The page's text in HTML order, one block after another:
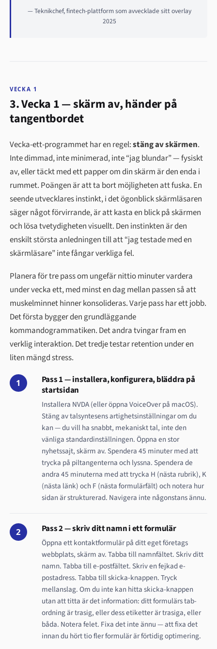
— Teknikchef, fintech-plattform som avvecklade sitt overlay
2025
VECKA 1
3. Vecka 1 — skärm av, händer på
tangentbordet
Vecka-ett-programmet har en regel:stäng av skärmen.
Inte dimmad, inte minimerad, inte “jag blundar” — fysiskt
av, eller täckt med ett papper om din skärm är den enda i
rummet. Poängen är att ta bort möjligheten att fuska. En
seende utvecklares instinkt, i det ögonblick skärmläsaren
säger något förvirrande, är att kasta en blick på skärmen
och lösa tvetydigheten visuellt. Den instinkten är den
enskilt största anledningen till att “jag testade med en
skärmläsare” inte fångar verkliga fel.
Planera för tre pass om ungefär nittio minuter vardera
under vecka ett, med minst en dag mellan passen så att
muskelminnet hinner konsolideras. Varje pass har ett jobb.
Det första bygger den grundläggande
kommandogrammatiken. Det andra tvingar fram en
verklig interaktion. Det tredje testar retention under en
liten mängd stress.
1
Pass 1 — installera, konfigurera, bläddra på
startsidan
Installera NVDA (eller öppna VoiceOver på macOS).
Stäng av talsyntesens artighetsinställningar om du
kan — du vill ha snabbt, mekaniskt tal, inte den
vänliga standardinställningen. Öppna en stor
nyhetssajt, skärm av. Spendera 45 minuter med att
trycka på piltangenterna och lyssna. Spendera de
andra 45 minuterna med att trycka H (nästa rubrik), K
(nästa länk) och F (nästa formulärfält) och notera hur
sidan är strukturerad. Navigera inte någonstans ännu.
2 Pass 2 — skriv ditt namn i ett formulär
Öppna ett kontaktformulär på ditt eget företags
webbplats, skärm av. Tabba till namnfältet. Skriv ditt
namn. Tabba till e-postfältet. Skriv en fejkad e-
postadress. Tabba till skicka-knappen. Tryck
mellanslag. Om du inte kan hitta skicka-knappen
utan att titta är det information: ditt formulärs tab-
ordning är trasig, eller dess etiketter är trasiga, eller
båda. Notera felet. Fixa det inte ännu — att fixa det
innan du hört tio fler formulär är förtidig optimering.